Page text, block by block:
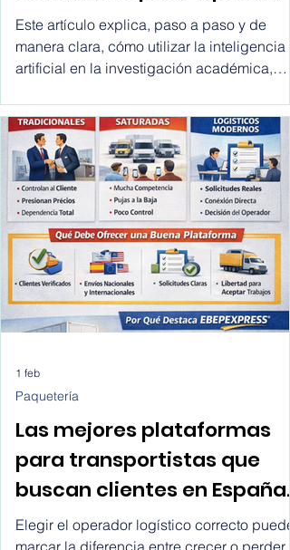
académica paso a paso:
cómo utilizar la inteligencia
artificial en la investigacion
academica
Este artículo explica, paso a paso y de
manera clara, cómo utilizar la inteligencia
artificial en la investigación académica,
desde la definición del tema hasta la
redacción final, incluyendo buenas
prácticas, errores comunes y
recomendaciones para investigadores,
estudiantes de posgrado y académicos.
Las mejores plataformas
para transportistas que
buscan clientes en España,
Paquetería